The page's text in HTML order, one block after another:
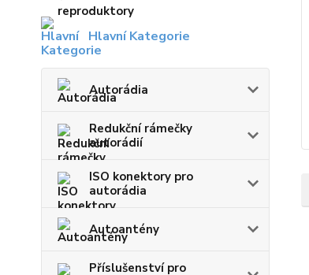
Hlavní Kategorie
Autorádia
Redukční rámečky
autorádií
ISO konektory pro
autorádia
Autoantény
Příslušenství pro